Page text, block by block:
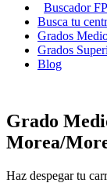
Buscador FP
Busca tu
Grados
Grados
Blog
Grado
Morea/
Haz despegar tu